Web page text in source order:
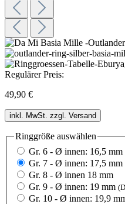
Regulärer Preis:
49,90 €
inkl. MwSt. zzgl. Versand
Ringgröße auswählen
Gr. 6 - Ø innen: 16,5 mm
Gr. 7 - Ø innen: 17,5 mm
Gr. 8 - Ø innen 18 mm
Gr. 9 - Ø innen: 19 mm
Gr. 10 - Ø innen: 19,9